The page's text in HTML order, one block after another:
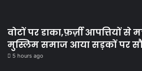
वोटों पर डाका,फ़र्ज़ी आपत्तियों से
मुस्लिम समाज आया सड़कों पर
5 hours ago